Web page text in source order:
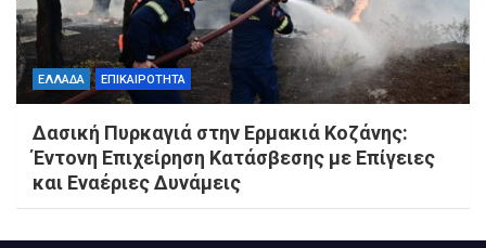
ΕΛΛΑΔΑ ΕΠΙΚΑΙΡΟΤΗΤΑ
Δασική Πυρκαγιά στην Ερμακιά Κοζάνης:
Έντονη Επιχείρηση Κατάσβεσης με Επίγειες
και Εναέριες Δυνάμεις